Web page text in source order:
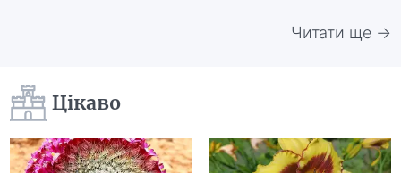
Читати ще →
Цікаво